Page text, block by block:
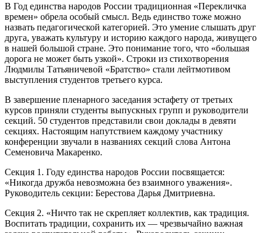
В Год единства народов России традиционная «Перекличка
времен» обрела особый смысл. Ведь единство тоже можно
назвать педагогической категорией. Это умение слышать друг
друга, уважать культуру и историю каждого народа, живущего
в нашей большой стране. Это понимание того, что «большая
дорога не может быть узкой». Строки из стихотворения
Людмилы Татьяничевой «Братство» стали лейтмотивом
выступления студентов третьего курса.
В завершение пленарного заседания эстафету от третьих
курсов приняли студенты выпускных групп и руководители
секций. 50 студентов представили свои доклады в девяти
секциях. Настоящим напутствием каждому участнику
конференции звучали в названиях секций слова Антона
Семеновича Макаренко.
Секция 1. Году единства народов России посвящается:
«Никогда дружба невозможна без взаимного уважения».
Руководитель секции: Берестова Дарья Дмитриевна.
Секция 2. «Ничто так не скрепляет коллектив, как традиция.
Воспитать традиции, сохранить их — чрезвычайно важная